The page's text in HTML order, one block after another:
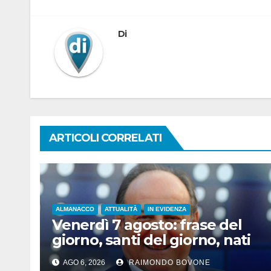
Di
ARTICOLI CORRELATI
ALMANACCO ATTUALITÀ IN EVIDENZA
Venerdì 7 agosto: frase del
giorno, santi del giorno, nati
famosi, accadde oggi
AGO 6, 2026 RAIMONDO BOVONE